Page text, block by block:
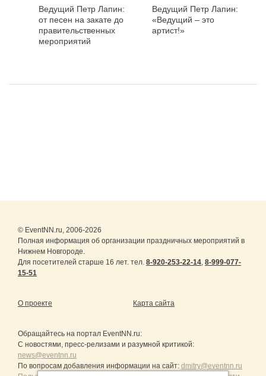
Ведущий Петр Лапин:
от песен на закате до
правительственных
мероприятий
Ведущий Петр Лапин:
«Ведущий – это
артист!»
© EventNN.ru, 2006-2026
Полная информация об организации праздничных мероприятий в
Нижнем Новгороде.
Для посетителей старше 16 лет. тел. 8-920-253-22-14, 8-999-077-
15-51
О проекте Карта сайта
Обращайтесь на портал EventNN.ru:
С новостями, пресс-релизами и разумной критикой:
news@eventnn.ru
По вопросам добавления информации на сайт: dmitry@eventnn.ru